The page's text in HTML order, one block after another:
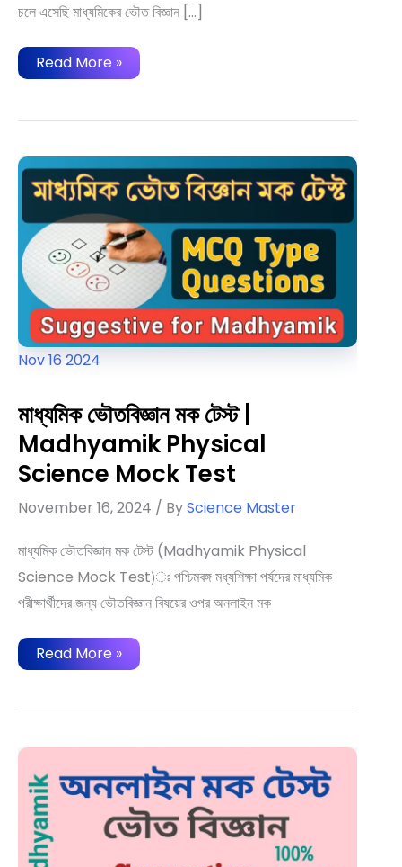
চলে এসেছি মাধ্যমিকের ভৌত বিজ্ঞান […]
মাধ্যমিক
ভৌত
সেট
Madhyamik
Physical
Science
Practice
Set
2026
Read More »
Nov16 2024
মাধ্যমিক ভৌতবিজ্ঞান মক টেস্ট |
Madhyamik Physical
Science Mock Test
November 16, 2024 / ByScience Master
মাধ্যমিক ভৌতবিজ্ঞান মক টেস্ট (Madhyamik Physical
Science Mock Test)ঃ পশ্চিমবঙ্গ মধ্যশিক্ষা পর্ষদের মাধ্যমিক
পরীক্ষার্থীদের জন্য ভৌতবিজ্ঞান বিষয়ের ওপর অনলাইন মক
মাধ্যমিক
ভৌতবিজ্ঞান
|
Science
Test
Read More »